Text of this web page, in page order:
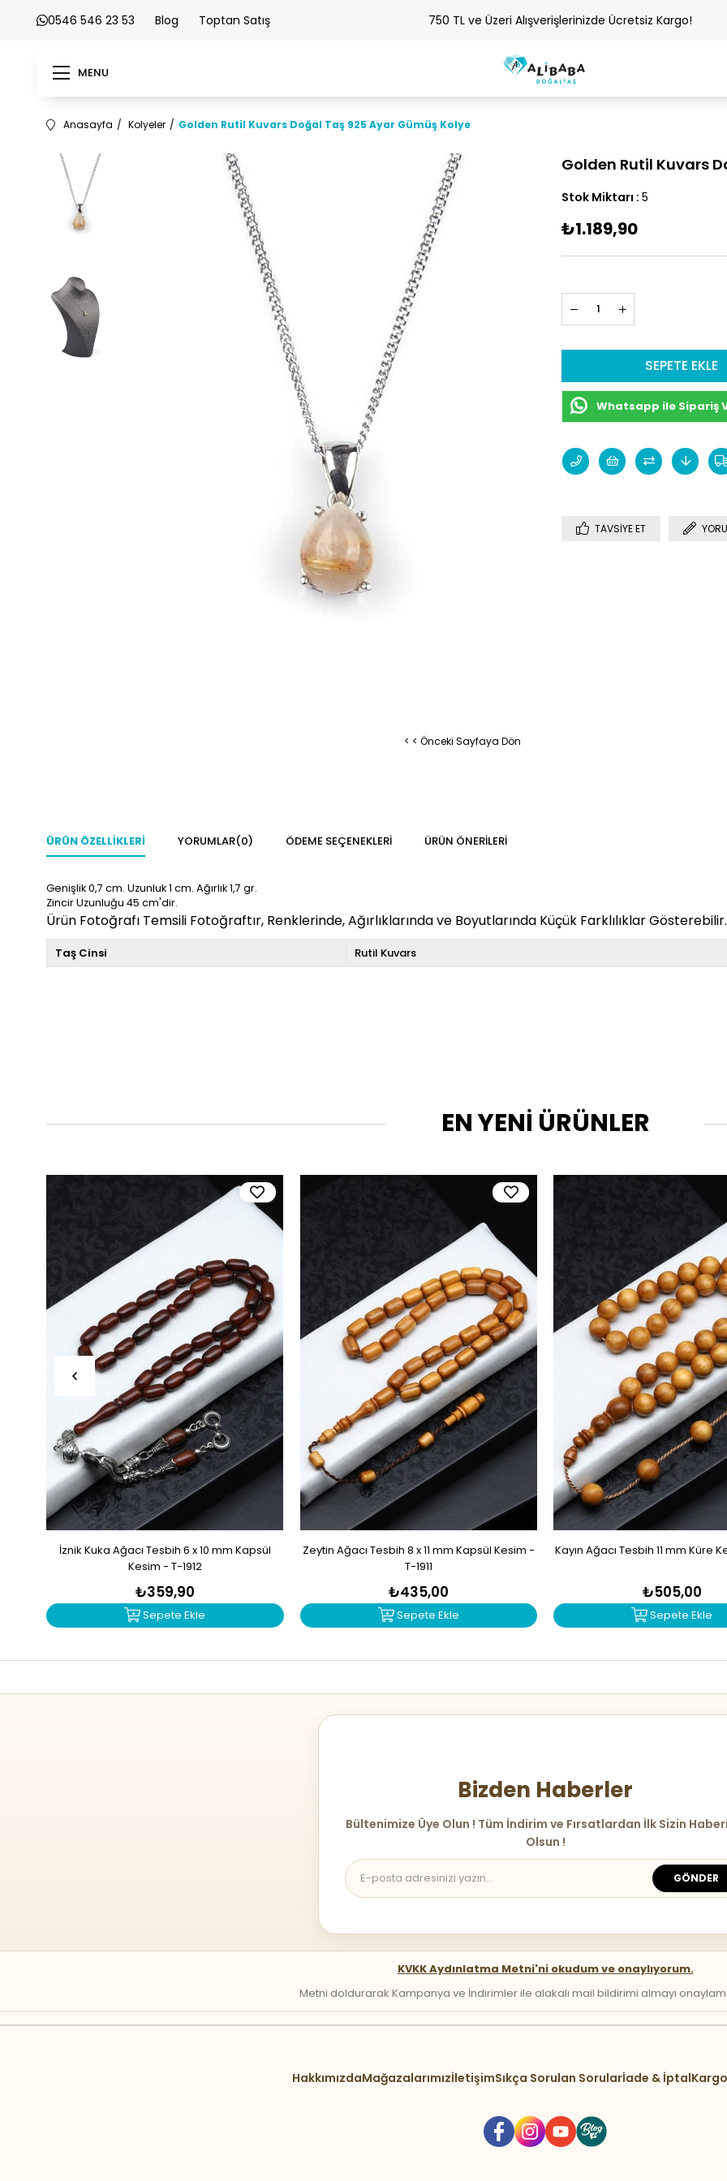
0546 546 23 53 Blog Toptan Satış 750 TL ve Üzeri Alışverişlerinizde Ücretsiz Kargo!
MENU
Anasayfa Kolyeler Golden Rutil Kuvars Doğal Taş 925 Ayar Gümüş Kolye
< < Önceki Sayfaya Dön
Golden Rutil Kuvars
Stok Miktarı : 5
₺1.189,90
Whatsapp ile Sipariş
TAVSIYE ET
ÜRÜN ÖZELLIKLERI YORUMLAR(0) ÖDEME SEÇENEKLERI ÜRÜN ÖNERILERI
Genişlik 0,7 cm. Uzunluk 1 cm. Ağırlık 1,7 gr.
Zincir Uzunluğu 45 cm'dir.
Ürün Fotoğrafı Temsili Fotoğraftır, Renklerinde, Ağırlıklarında ve Boyutlarında Küçük Farklılıklar Gösterebilir.
Taş Cinsi Rutil Kuvars
EN YENİ ÜRÜNLER
İznik Kuka Ağacı Tesbih 6 x 10 mm Kapsül
Kesim - T-1912
₺359,90
Sepete Ekle
Zeytin Ağacı Tesbih 8 x 11 mm Kapsül Kesim -
T-1911
₺435,00
Sepete Ekle
Kayın Ağacı Tesbih 11 mm Küre
₺505,00
Sepete Ekle
Bizden Haberler
Bültenimize Üye Olun ! Tüm İndirim ve Fırsatlardan İlk Sizin
Olsun !
GÖNDER
KVKK Aydınlatma Metni'ni okudum ve onaylıyorum.
Metni doldurarak Kampanya ve İndirimler ile alakalı mail bildirimi almayı onaylamış
HakkımızdaMağazalarımızİletişimSıkça Sorulan Sorularİade & İptal